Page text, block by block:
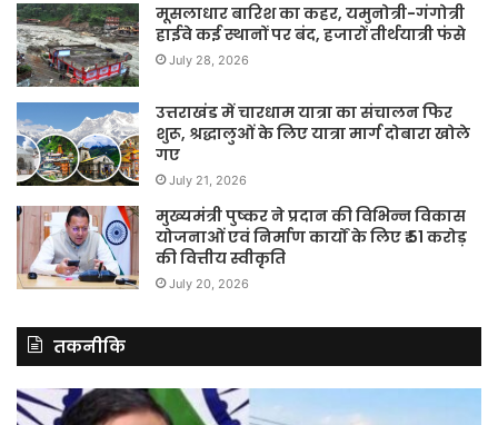
मूसलाधार बारिश का कहर, यमुनोत्री-गंगोत्री
हाईवे कई स्थानों पर बंद, हजारों तीर्थयात्री फंसे
July 28, 2026
उत्तराखंड में चारधाम यात्रा का संचालन फिर
शुरू, श्रद्धालुओं के लिए यात्रा मार्ग दोबारा खोले
गए
July 21, 2026
मुख्यमंत्री पुष्कर ने प्रदान की विभिन्न विकास
योजनाओं एवं निर्माण कार्यों के लिए ₹ 51 करोड़
की वित्तीय स्वीकृति
July 20, 2026
तकनीकि